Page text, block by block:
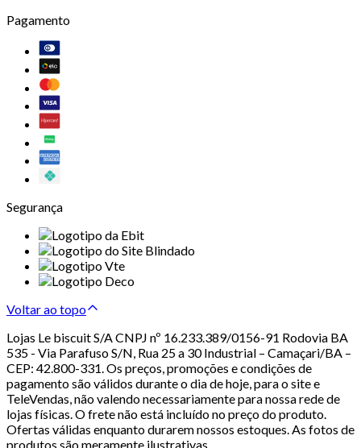
Pagamento
Segurança
Voltar ao topo
Lojas Le biscuit S/A CNPJ nº 16.233.389/0156-91 Rodovia BA
535 - Via Parafuso S/N, Rua 25 a 30 Industrial – Camaçari/BA –
CEP: 42.800-331. Os preços, promoções e condições de
pagamento são válidos durante o dia de hoje, para o site e
TeleVendas, não valendo necessariamente para nossa rede de
lojas físicas. O frete não está incluído no preço do produto.
Ofertas válidas enquanto durarem nossos estoques. As fotos de
produtos são meramente ilustrativas.